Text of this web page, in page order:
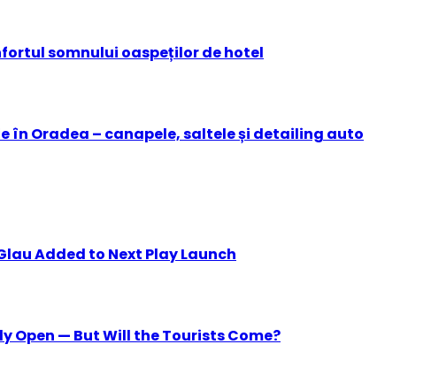
somnului oaspeților de hotel
în Oradea – canapele, saltele și detailing auto
Added to Next Play Launch
Open — But Will the Tourists Come?